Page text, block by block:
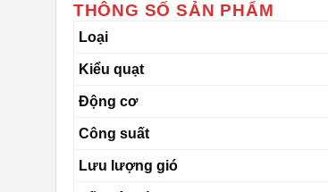
THÔNG SỐ SẢN PHẨM
Loại
Kiểu quạt
Động cơ
Công suất
Lưu lượng gió